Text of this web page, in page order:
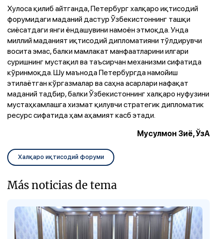
Хулоса қилиб айтганда, Петербург халқаро иқтисодий
форумидаги маданий дастур Ўзбекистоннинг ташқи
сиёсатдаги янги ёндашувини намоён этмоқда. Унда
миллий маданият иқтисодий дипломатияни тўлдирувчи
восита эмас, балки мамлакат манфаатларини илгари
суришнинг мустақил ва таъсирчан механизми сифатида
кўринмоқда. Шу маънода Петербургда намойиш
этилаётган кўргазмалар ва саҳна асарлари нафақат
маданий тадбир, балки Ўзбекистоннинг халқаро нуфузини
мустаҳкамлашга хизмат қилувчи стратегик дипломатик
ресурс сифатида ҳам аҳамият касб этади.
Мусулмон Зиё, ЎзА
Халқаро иқтисодий форуми
Más noticias de tema